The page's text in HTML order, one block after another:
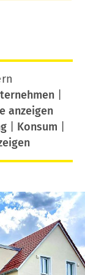
|
anzeigen
Konsum